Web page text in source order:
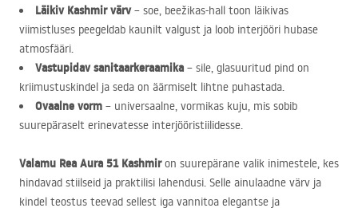
Läikiv Kashmir värv– soe, beežikas-hall toon läikivas
viimistluses peegeldab kaunilt valgust ja loob interjööri hubase
atmosfääri.
Vastupidav sanitaarkeraamika – sile, glasuuritud pind on
kriimustuskindel ja seda on äärmiselt lihtne puhastada.
Ovaalne vorm – universaalne, vormikas kuju, mis sobib
suurepäraselt erinevatesse interjööristiilidesse.
Valamu Rea Aura 51 Kashmiron suurepärane valik inimestele, kes
hindavad stiilseid ja praktilisi lahendusi. Selle ainulaadne värv ja
kindel teostus teevad sellest iga vannitoa elegantse ja